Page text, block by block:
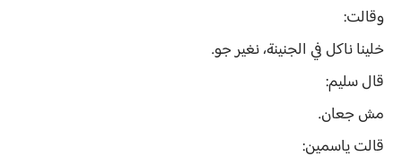
وقالت:
خلينا ناكل في الجنينة، نغير جو.
قال سليم:
مش جعان.
قالت ياسمين: